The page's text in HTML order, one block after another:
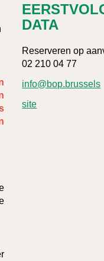
DATA
Reserveren op
02 210 04 77
info@bop.brussels
site